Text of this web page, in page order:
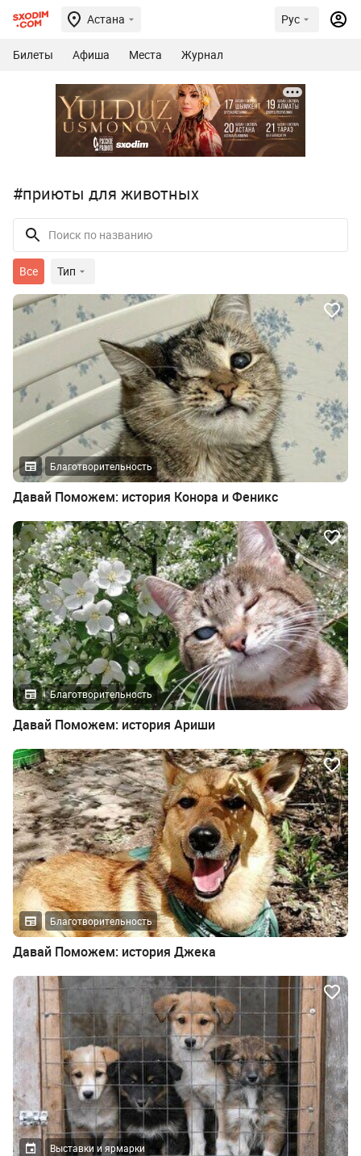
Астана Рус
Билеты Афиша Места Журнал
#приюты для животных
Все Тип
Благотворительность
Давай Поможем: история Конора и Феникс
Благотворительность
Давай Поможем: история Ариши
Благотворительность
Давай Поможем: история Джека
Выставки и ярмарки